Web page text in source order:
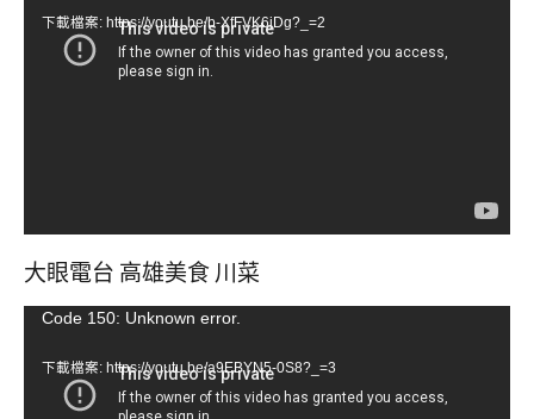
下載檔案: https://youtu.be/b-XfFVK6jDg?_=2
大眼電台 高雄美食 川菜
視Code 150: Unknown error.
下載檔案: https://youtu.be/a9EBYN5-0S8?_=3